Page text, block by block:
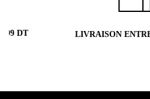
99 DT LIVRAISON